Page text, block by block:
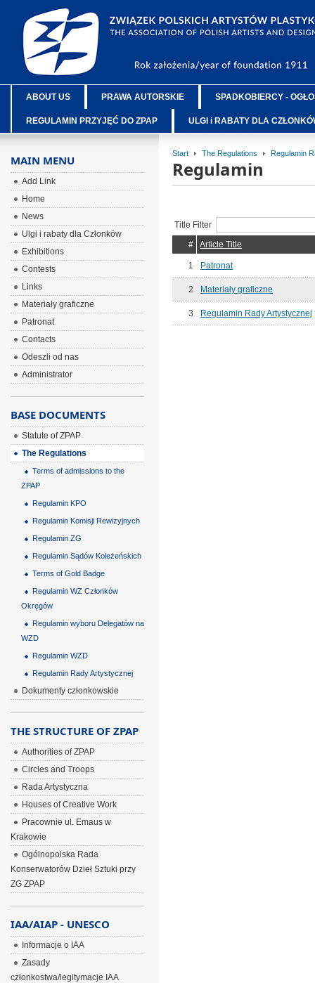
ABOUT US PRAWA AUTORSKIE SPADKOBIERCY -
REGULAMIN PRZYJĘĆ DO ZPAP ULGI i RABATY DLA
Start The Regulations Regulamin
Regulamin
Title Filter
#
Article Title
1 Patronat
2 Materiały graficzne
3 Regulamin Rady Artystycznej
MAIN MENU
Add Link
Home
News
Ulgi i rabaty dla Członków
Exhibitions
Contests
Links
Materiały graficzne
Patronat
Contacts
Odeszli od nas
Administrator
BASE DOCUMENTS
Statute of ZPAP
The Regulations
Terms of admissions to the
ZPAP
Regulamin KPO
Regulamin Komisji Rewizyjnych
Regulamin ZG
Regulamin Sądów Koleżeńskich
Terms of Gold Badge
Regulamin WZ Członków
Okręgów
Regulamin wyboru Delegatów na
WZD
Regulamin WZD
Regulamin Rady Artystycznej
Dokumenty członkowskie
THE STRUCTURE OF ZPAP
Authorities of ZPAP
Circles and Troops
Rada Artystyczna
Houses of Creative Work
Pracownie ul. Emaus w
Krakowie
Ogólnopolska Rada
Konserwatorów Dzieł Sztuki przy
ZG ZPAP
IAA/AIAP - UNESCO
Informacje o IAA
Zasady
członkostwa/legitymacje IAA